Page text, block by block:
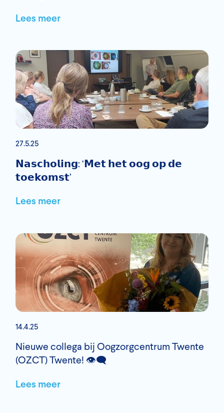
Lees meer
27.5.25
𝗡𝗮𝘀𝗰𝗵𝗼𝗹𝗶𝗻𝗴: ‘𝗠𝗲𝘁 𝗵𝗲𝘁 𝗼𝗼𝗴 𝗼𝗽 𝗱𝗲
𝘁𝗼𝗲𝗸𝗼𝗺𝘀𝘁’
Lees meer
14.4.25
Nieuwe collega bij Oogzorgcentrum Twente
(OZCT) Twente! 👁️‍🗨️
Lees meer